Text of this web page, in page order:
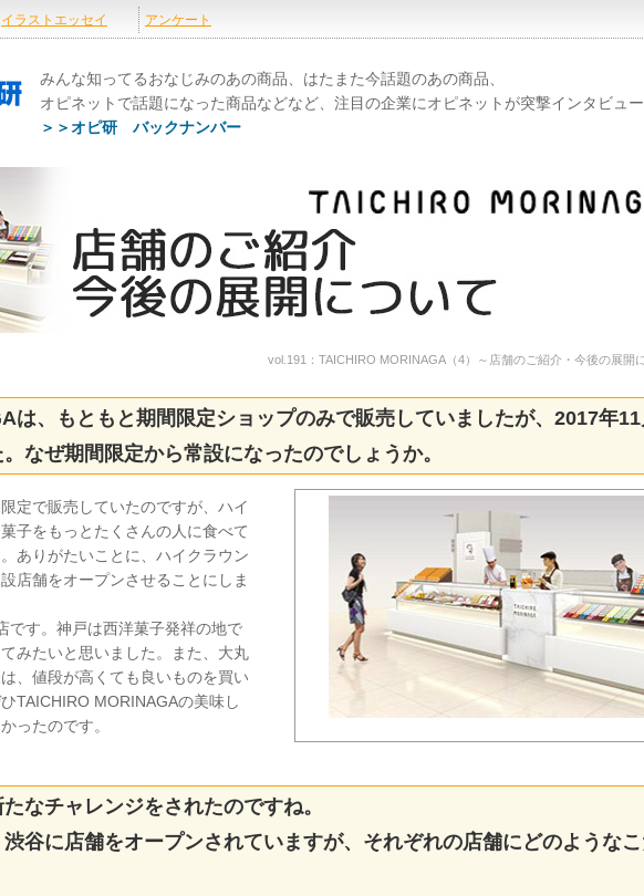
みんな知ってるおなじみのあの商品、はたまた今話題のあの商品、
オピネットで話題になった商品などなど、注目の企業にオピネットが突撃インタビュー
＞＞オピ研 バックナンバー
vol.191：TAICHIRO MORINAGA（4）～店舗のご紹介・今後の展開
は、もともと期間限定ショップのみで販売していましたが、2017年
なぜ期間限定から常設になったのでしょうか。
定で販売していたのですが、ハイ
子をもっとたくさんの人に食べて
ありがたいことに、ハイクラウン
店舗をオープンさせることにしま
です。神戸は西洋菓子発祥の地で
みたいと思いました。また、大丸
、値段が高くても良いものを買い
TAICHIRO MORINAGAの美味し
ったのです。
なチャレンジをされたのですね。
谷に店舗をオープンされていますが、それぞれの店舗にどのような